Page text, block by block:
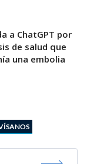
a ChatGPT por
de salud que
una embolia